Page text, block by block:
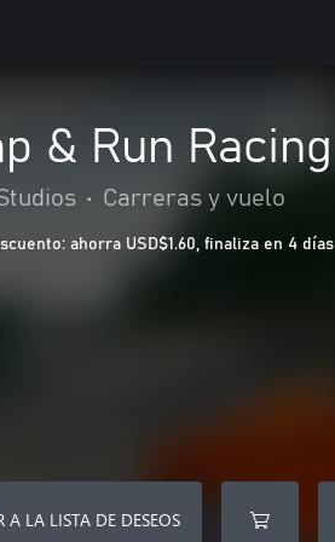
& Run Racing
• Carreras y vuelo
ahorra USD$1.60, finaliza en 4 días
A LA LISTA DE DESEOS